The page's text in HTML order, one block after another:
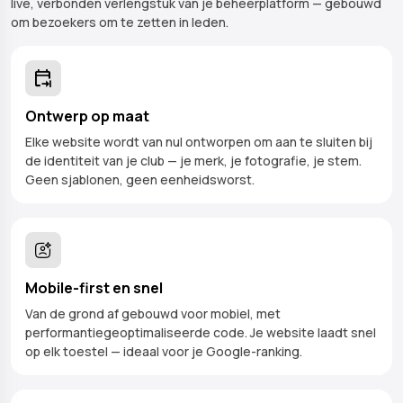
om bezoekers om te zetten in leden.
Ontwerp op maat
Elke website wordt van nul ontworpen om aan te sluiten bij
de identiteit van je club — je merk, je fotografie, je stem.
Geen sjablonen, geen eenheidsworst.
Mobile-first en snel
Van de grond af gebouwd voor mobiel, met
performantiegeoptimaliseerde code. Je website laadt snel
op elk toestel — ideaal voor je Google-ranking.